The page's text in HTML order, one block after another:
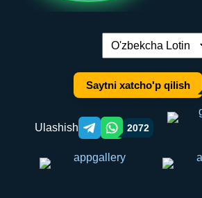
Tilni almashtirish:
Saytni xatcho'p qilish
Ulashish Telegram orqali ulashish
WhatsApp orqali ulashish
2072